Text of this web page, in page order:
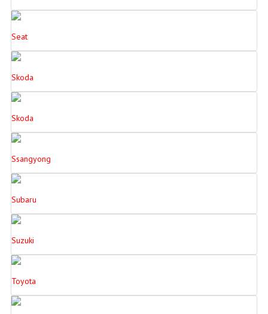
Seat
Skoda
Skoda
Ssangyong
Subaru
Suzuki
Toyota